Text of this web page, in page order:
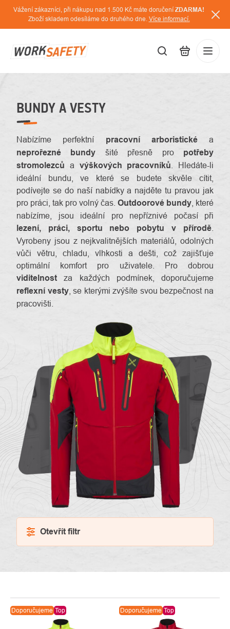
Přejít
obsah
Vážení zákazníci, při nákupu nad 1.500 Kč máte doručení ZDARMA!
Zboží skladem odesíláme do druhého dne. Více informací.
Kontakty
BUNDY A VESTY
Nabízíme perfektní pracovní arboristickéa
neprořezné bundy šité přesně pro potřeby
stromolezců a výškových pracovníků . Hledáte-li
ideální bundu, ve které se budete skvěle cítit,
podívejte se do naší nabídky a najděte tu pravou jak
pro práci, tak pro volný čas. Outdoorové bundy , které
nabízíme, jsou ideální pro nepříznivé počasí při
lezení, práci, sportu nebo pobytu v přírodě
Vyrobeny jsou z nejkvalitnějších materiálů, odolných
vůči větru, chladu, vlhkosti a dešti, což zajišťuje
optimální komfort pro uživatele. Pro dobrou
viditelnost za každých podmínek, doporučujeme
reflexní vesty, se kterými zvýšíte svou bezpečnost na
pracovišti.
Otevřít filtr
VÝPIS
PRODUKTŮ
Doporučujeme Top Doporučujeme Top